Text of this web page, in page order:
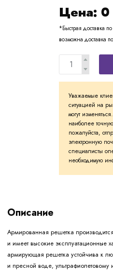
Цена: 0
*Быстрая доставка
возможна доставка
Уважаемые
ситуацией на
могут
наиболее
пожалуйста,
электронную
специалисты
необходимую
Описание
Армированная решетка
и имеет высокие эксплуатационные
армирующая решетка устойчива к
и пресной воде,